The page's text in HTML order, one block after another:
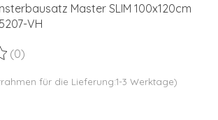
Master SLIM 100x120cm
VH
Produkts ist
(0)
für die Lieferung:1-3 Werktage)